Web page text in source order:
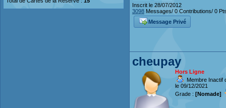
Inscrit le 28/07/2012
3098 Messages/ 0 Contributions/ 0
Message Privé
cheupay
Hors Ligne
Membre Inactif
le 09/12/2021
Grade : [Nomade]